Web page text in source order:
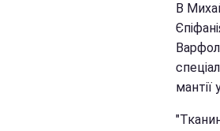
В
мантії